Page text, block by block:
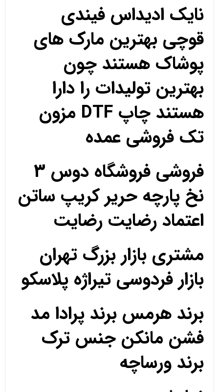
نایک ادیداس فیندی
قوچی بهترین مارک های
پوشاک هستند چون
بهترین تولیدات را دارا
هستند چاپ DTF مزون
تک فروشی عمده
فروشی فروشگاه دوس 3
نخ پارچه حریر کریپ ساتن
اعتماد رضایت رضایت
مشتری بازار بزرگ تهران
بازار فردوسی تیراژه پلاسکو
برند هرمس برند پرادا مد
فشن مانکن جنس ترک
برند ورساچه